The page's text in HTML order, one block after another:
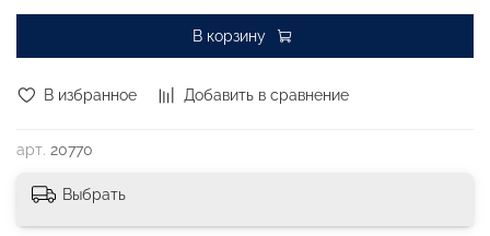
В избранное Добавить в сравнение
арт. 20770
В корзину
Выбрать